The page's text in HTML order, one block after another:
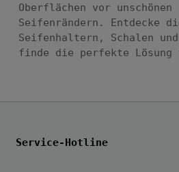
Oberflächen vor unschönen
Seifenrändern. Entdecke
Seifenhaltern, Schalen und
finde die perfekte Lösung
Service-Hotline